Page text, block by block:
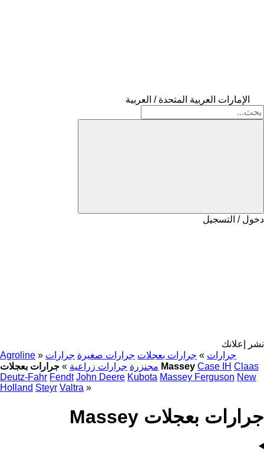
الإمارات العربية المتحدة / العربية
دخول / التسجيل
نشر إعلانك
Agroline » جرارات » جرارات بعجلات جرارات صغيرة جرارات
مجنزرة جرارات زراعية » جرارات بعجلات Massey Case IH Claas
Deutz-Fahr Fendt John Deere Kubota Massey Ferguson New
Holland Steyr Valtra »
جرارات بعجلات Massey